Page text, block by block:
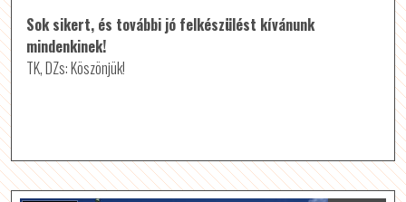
Sok sikert, és további jó felkészülést kívánunk
mindenkinek!
TK, DZs: Köszönjük!